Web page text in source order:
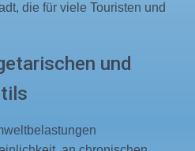
die für viele Touristen und
und